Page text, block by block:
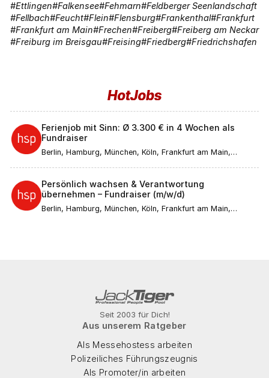
Ettlingen Falkensee Fehmarn Feldberger Seenlandschaft
Fellbach Feucht Flein Flensburg Frankenthal Frankfurt
Frankfurt am Main Frechen Freiberg Freiberg am Neckar
Freiburg im Breisgau Freising Friedberg Friedrichshafen
Ferienjob mit Sinn: Ø 3.300 € in 4 Wochen als
Fundraiser
Berlin, Hamburg, München, Köln, Frankfurt am Main,
Dresden, Hannover, Nürnberg, Duisburg, Bochum,
Wuppertal, Bielefeld, Bonn, Mannheim, Karlsruhe, Münster,
Augsburg, Aachen, Wiesbaden, Gelsenkirchen,
Mönchengladbach, Braunschweig, Kiel, Chemnitz, Halle
(Saale), Magdeburg, Freiburg im Breisgau, Krefeld, Mainz,
Lübeck, Erfurt, Rostock, Kassel, Saarbrücken, Potsdam,
Persönlich wachsen & Verantwortung
übernehmen – Fundraiser (m/w/d)
Berlin, Hamburg, München, Köln, Frankfurt am Main,
Ulm, Ingolstadt, Bamberg, Passau
Seit 2003 für Dich!
Aus unserem Ratgeber
Als Messehostess arbeiten
Polizeiliches Führungszeugnis
Als Promoter/in arbeiten